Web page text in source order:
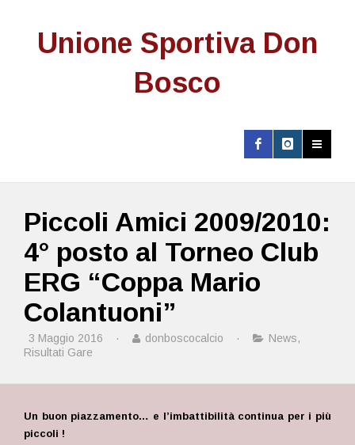
Unione Sportiva Don
Bosco
Piccoli Amici 2009/2010:
4° posto al Torneo Club
ERG “Coppa Mario
Colantuoni”
3 Maggio 2016 · donboscocalcio · News,
Risultati Gare
Un buon piazzamento… e l’imbattibilità continua per i più
piccoli !